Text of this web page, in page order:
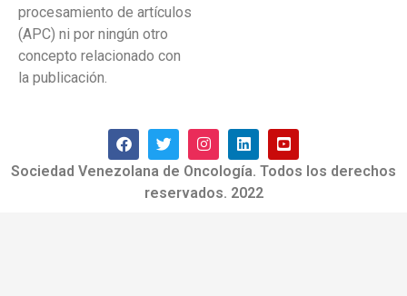
procesamiento de artículos
(APC) ni por ningún otro
concepto relacionado con
la publicación.
Sociedad Venezolana de Oncología. Todos los derechos
reservados. 2022